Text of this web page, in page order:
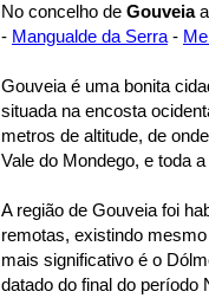
No concelho de Gouveia
- Mangualde da Serra -
Gouveia é uma bonita
situada na encosta
metros de altitude, de
Vale do Mondego, e toda
A região de Gouveia foi
remotas, existindo
mais significativo é o
datado do final do período